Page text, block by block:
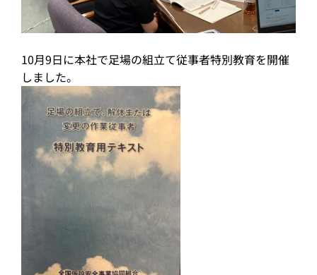
10月9日に本社で足場の組立て従事者特別教育を開催
しました。